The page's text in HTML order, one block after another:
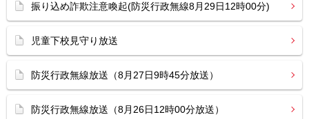
振り込め詐欺注意喚起(防災行政無線8月29日12時00分)
児童下校見守り放送
防災行政無線放送（8月27日9時45分放送）
防災行政無線放送（8月26日12時00分放送）